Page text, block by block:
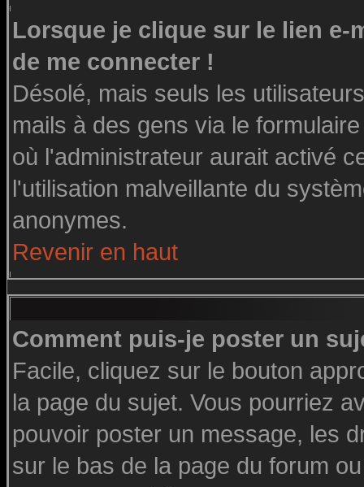
Lorsque je clique sur le lien e-
de me connecter !
Désolé, mais seuls les
mails à des gens via le
où l'administrateur aurait activé
l'utilisation malveillante du
anonymes.
Revenir en haut
Comment puis-je poster un
Facile, cliquez sur le bouton
la page du sujet. Vous pourriez
pouvoir poster un message, les
sur le bas de la page du forum